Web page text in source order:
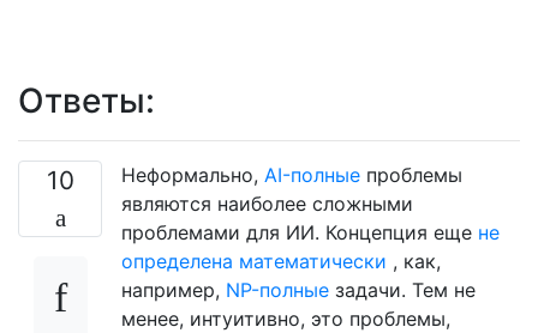
Ответы:
10 Неформально, AI-полные проблемы
являются наиболее сложными
проблемами для ИИ. Концепция еще не
определена математически , как,
например, NP-полные задачи. Тем не
менее, интуитивно, это проблемы,